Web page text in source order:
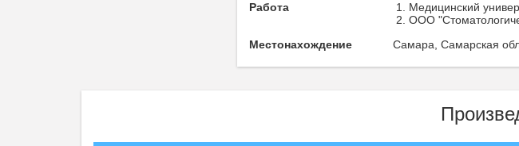
Работа
Медицинский
ООО
Местонахождение
Самара, Самарская